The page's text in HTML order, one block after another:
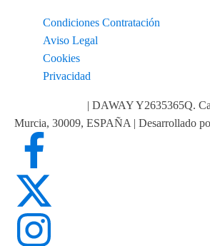
Condiciones Contratación
Aviso Legal
Cookies
Privacidad
| DAWAY Y2635365Q.
Murcia, 30009, ESPAÑA | Desarrollado